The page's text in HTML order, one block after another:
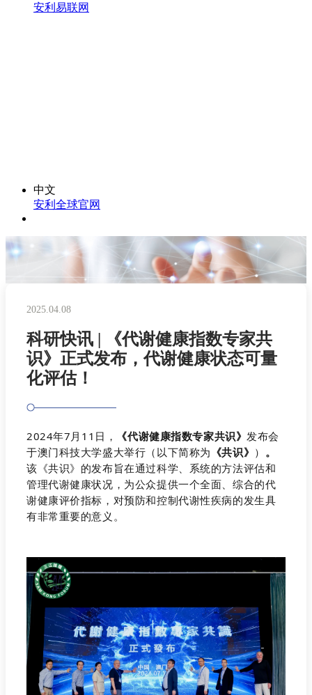
安利易联网
中文
安利全球官网
2025.04.08
科研快讯 | 《代谢健康指数专家共
识》正式发布，代谢健康状态可量
化评估！
2024年7月11日， 《代谢健康指数专家共识》 发布会
于澳门科技大学盛大举行（以下简称为 《共识》 ） 。
该《共识》的发布旨在通过科学、系统的方法评估和
管理代谢健康状况，为公众提供一个全面、综合的代
谢健康评价指标，对预防和控制代谢性疾病的发生具
有非常重要的意义。